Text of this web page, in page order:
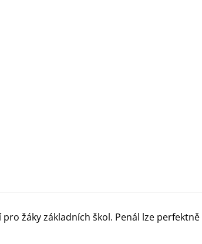
žáky základních škol. Penál lze